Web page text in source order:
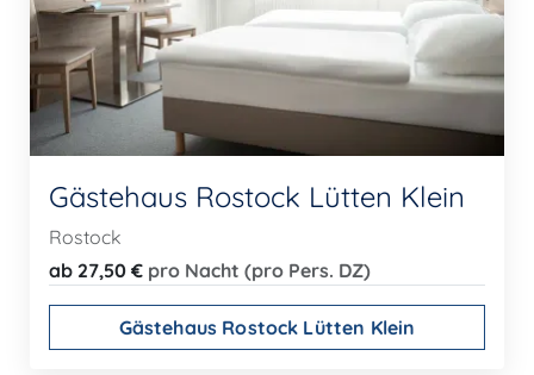
Gästehaus Rostock Lütten Klein
Rostock
ab 27,50 € pro Nacht (pro Pers. DZ)
Gästehaus Rostock Lütten Klein